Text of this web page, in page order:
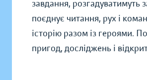
завдання, розгадуватимуть
поєднує читання, рух і
історію разом із героями.
пригод, досліджень і